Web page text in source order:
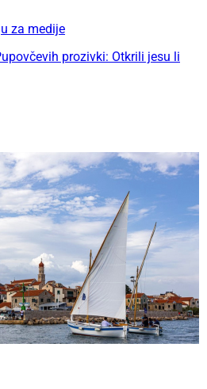
za medije
prozivki: Otkrili jesu li